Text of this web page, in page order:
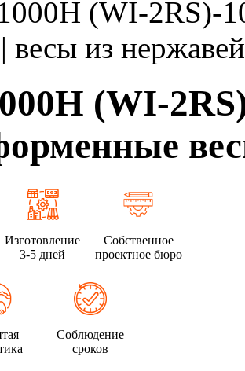
(WI-2RS)-
весы из
(WI-
Изготовление
3-5 дней
Собственное
проектное бюро
Соблюдение
сроков